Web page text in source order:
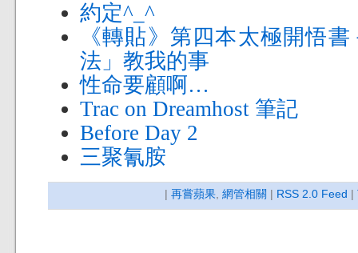
約定^_^
《轉貼》第四本太極開悟
法」教我的事
性命要顧啊…
Trac on Dreamhost 筆記
Before Day 2
三聚氰胺
| 再嘗蘋果 網管相關 | RSS 2.0 Feed |